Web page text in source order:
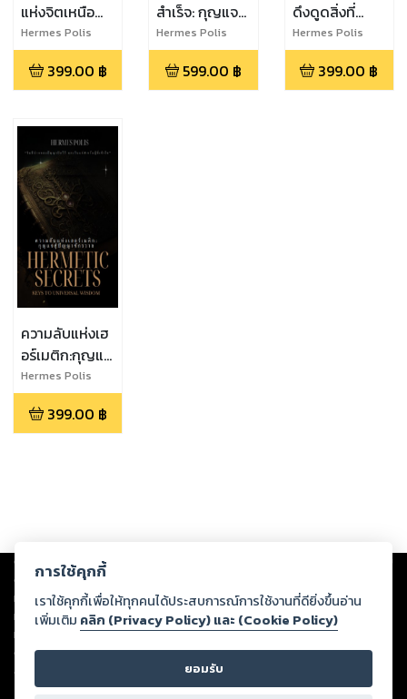
แห่งจิตเหนือ
มนุษย์
Hermes Polis
399.00 ฿
สำเร็จ: กุญแจสู่
ความสำเร็จ
สูงสุด
Hermes Polis
599.00 ฿
ดึงดูดสิ่งที่
ปรารถนา
Hermes Polis
399.00 ฿
ความลับแห่งเฮ
อร์เมติก:กุญแจ
สู่ปัญญา
จักรวาล
Hermes Polis
399.00 ฿
Copyright © 2026
ต่อผลงานหรือเนื้อหาใดที่อัปโหลดผ่านเว็บไซต์และปรากฏว่าละเมิดสิทธิใน
ทรัพย์สินทางปัญญาของบุคคลอื่นหรือขัดต่อกฎหมายและศีลธรรม ดังนั้น ผู้อ่าน
ทุกท่านโปรดใช้วิจารณญาณในการกลั่นกรองด้วยตนเอง และหากท่านพบว่าส่วน
หนึ่งส่วนใดขัดต่อกฎหมายและศีลธรรม กรุณาแจ้งมายังบริษัท เพื่อทีมงานจะได้
ดำเนินการในทันที ทั้งนี้ ทางสตอรี่ล็อกขอสงวนลิขสิทธิ์ตามพระราชบัญญัติ
ลิขสิทธิ์ พ.ศ. 2537 (ฉบับล่าสุด)
การใช้คุกกี้
เราใช้คุกกี้เพื่อให้ทุกคนได้ประสบการณ์การใช้งานที่ดียิ่งขึ้นอ่าน
เพิ่มเติม คลิก (Privacy Policy) และ (Cookie Policy)
ยอมรับ